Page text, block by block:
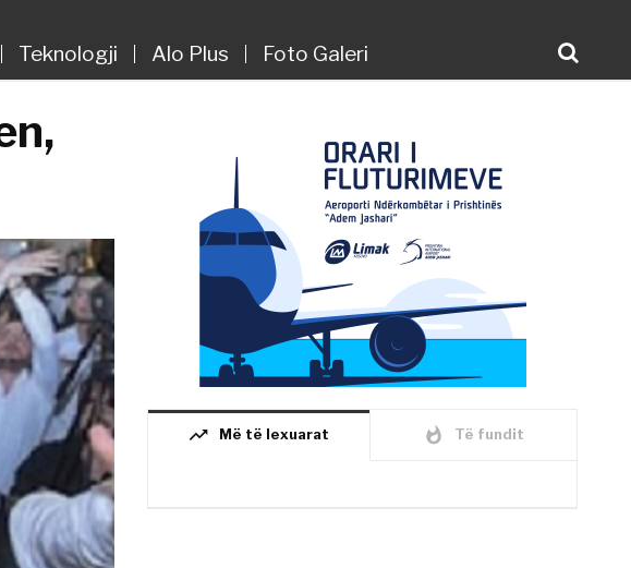
Teknologji Alo Plus Foto Galeri
trending_up Më të lexuarat whatshot Të fundit